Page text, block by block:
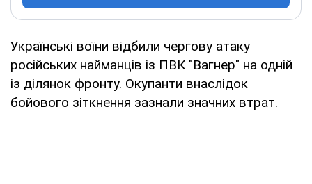
Українські воїни відбили чергову атаку
російських найманців із ПВК "Вагнер" на одній
із ділянок фронту. Окупанти внаслідок
бойового зіткнення зазнали значних втрат.